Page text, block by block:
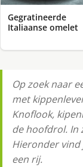
Gegratineerde
Italiaanse omelet
Op zoek naar
met
Knoflook,
de hoofdrol. In
Hieronder vind
een rij.